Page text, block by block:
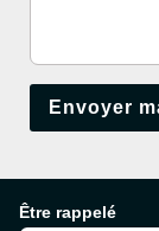
Être rappelé